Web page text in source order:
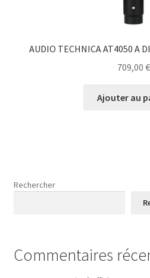
AUDIO TECHNICA AT4050 A
709,00 €
Ajouter au
Rechercher
Commentaires